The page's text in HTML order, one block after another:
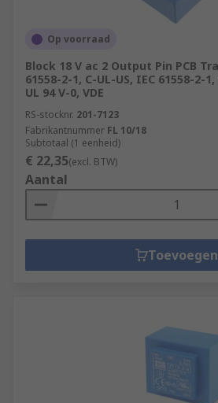
Op voorraad
Block 18 V ac 2 Output Pin PCB
61558-2-1, C-UL-US, IEC 61558-2-
UL 94 V-0, VDE
RS-stocknr. 201-7123
Fabrikantnummer FL 10/18
Subtotaal (1 eenheid)
€ 22,35(excl. BTW)
Aantal
Toevoegen